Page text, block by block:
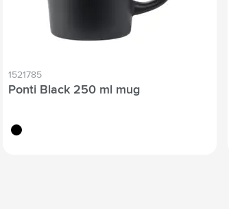
1521785
Ponti Black 250 ml mug
noir